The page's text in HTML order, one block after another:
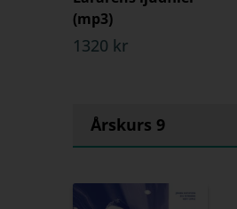
(mp3)
1320 kr
Årskurs 9